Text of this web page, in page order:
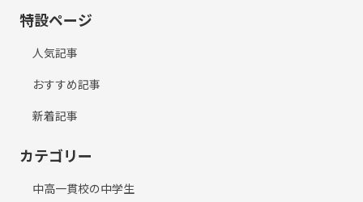
特設ページ
人気記事
おすすめ記事
新着記事
カテゴリー
中高一貫校の中学生